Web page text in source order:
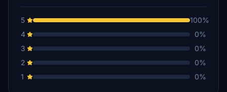
5
100%
4
0%
3
0%
2
0%
1
0%